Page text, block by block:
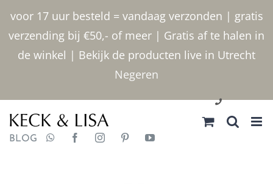
voor 17 uur besteld = vandaag verzonden | gratis
verzending bij €50,- of meer | Gratis af te halen in
de winkel | Bekijk de producten live in Utrecht
Negeren
inhoud
030 2400000
BLOG